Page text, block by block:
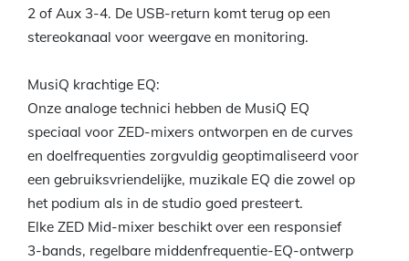
2 of Aux 3-4. De USB-return komt terug op een
stereokanaal voor weergave en monitoring.
MusiQ krachtige EQ:
Onze analoge technici hebben de MusiQ EQ
speciaal voor ZED-mixers ontworpen en de curves
en doelfrequenties zorgvuldig geoptimaliseerd voor
een gebruiksvriendelijke, muzikale EQ die zowel op
het podium als in de studio goed presteert.
Elke ZED Mid-mixer beschikt over een responsief
3-bands, regelbare middenfrequentie-EQ-ontwerp